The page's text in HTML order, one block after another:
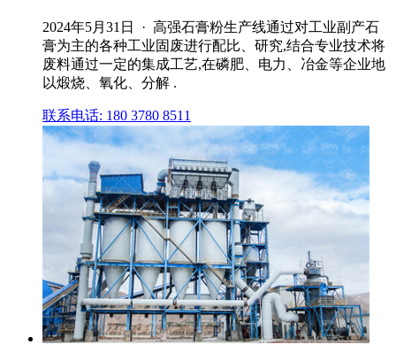
2024年5月31日 · 高强石膏粉生产线通过对工业副产石
膏为主的各种工业固废进行配比、研究,结合专业技术将
废料通过一定的集成工艺,在磷肥、电力、冶金等企业地
以煅烧、氧化、分解 .
联系电话: 180 3780 8511